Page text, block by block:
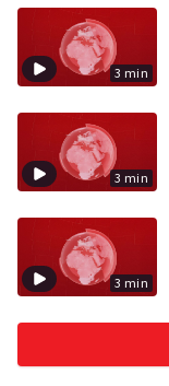
3 min
3 min
3 min